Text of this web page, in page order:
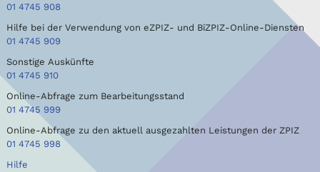
01 4745 908
Hilfe bei der Verwendung von eZPIZ- und BiZPIZ-Online-Diensten
01 4745 909
Sonstige Auskünfte
01 4745 910
Online-Abfrage zum Bearbeitungsstand
01 4745 999
Online-Abfrage zu den aktuell ausgezahlten Leistungen der ZPIZ
01 4745 998
Hilfe